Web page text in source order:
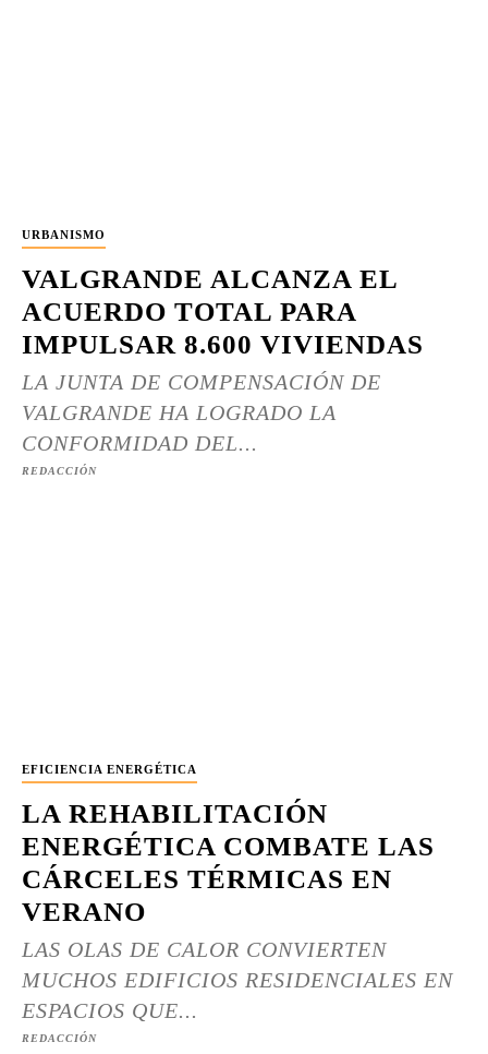
URBANISMO
VALGRANDE ALCANZA EL
ACUERDO TOTAL PARA
IMPULSAR 8.600 VIVIENDAS
LA JUNTA DE COMPENSACIÓN DE
VALGRANDE HA LOGRADO LA
CONFORMIDAD DEL...
REDACCIÓN
EFICIENCIA ENERGÉTICA
LA REHABILITACIÓN
ENERGÉTICA COMBATE LAS
CÁRCELES TÉRMICAS EN
VERANO
LAS OLAS DE CALOR CONVIERTEN
MUCHOS EDIFICIOS RESIDENCIALES EN
ESPACIOS QUE...
REDACCIÓN